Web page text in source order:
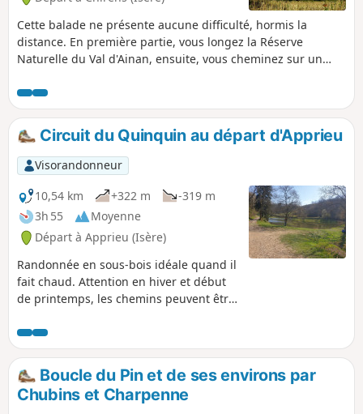
Cette balade ne présente aucune difficulté, hormis la
distance. En première partie, vous longez la Réserve
Naturelle du Val d'Ainan, ensuite, vous cheminez sur un
vers la tour de Clermont Tonnerre, vous revenez à Chirens
par des chemins ou des petites routes peu fréquentées. En
deuxième partie du parcours, vous aurez, si le temps est
clair, de belles vues sur le Massif de la Chartreuse.
Circuit du Quinquin au départ d'Apprieu
Visorandonneur
10,54 km
+322 m
-319 m
3h 55
Moyenne
Départ à Apprieu (Isère)
Randonnée en sous-bois idéale quand il
fait chaud. Attention en hiver et début
de printemps, les chemins peuvent être
raides et caillouteux, attention si vous
vous y aventurez avec des enfants (bon
marcheurs). À un bon rythme, elle se
fait en 2 h.
Boucle du Pin et de ses environs par
Chubins et Charpenne